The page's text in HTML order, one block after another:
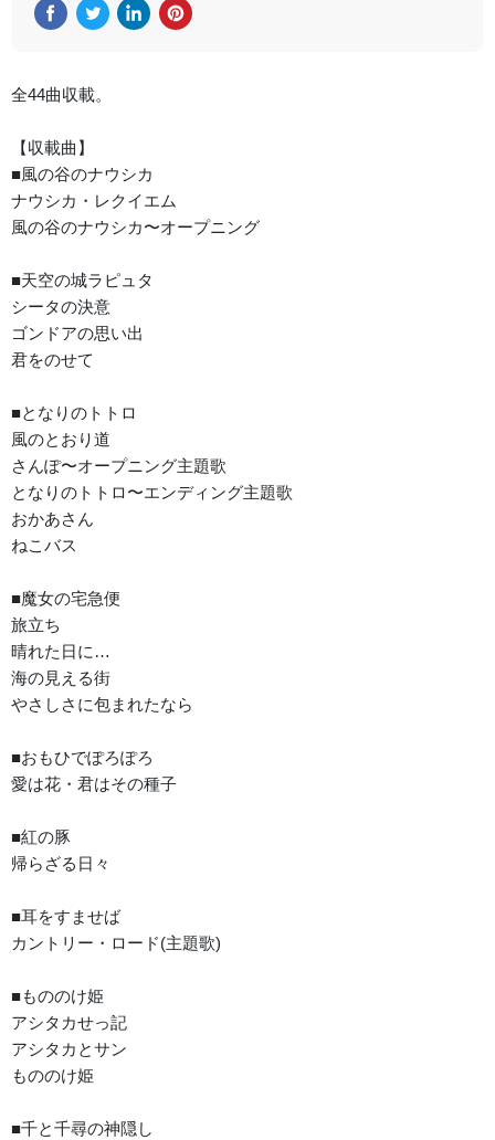
全44曲収載。
【収載曲】
■風の谷のナウシカ
ナウシカ・レクイエム
風の谷のナウシカ〜オープニング
■天空の城ラピュタ
シータの決意
ゴンドアの思い出
君をのせて
■となりのトトロ
風のとおり道
さんぽ〜オープニング主題歌
となりのトトロ〜エンディング主題歌
おかあさん
ねこバス
■魔女の宅急便
旅立ち
晴れた日に…
海の見える街
やさしさに包まれたなら
■おもひでぽろぽろ
愛は花・君はその種子
■紅の豚
帰らざる日々
■耳をすませば
カントリー・ロード(主題歌)
■もののけ姫
アシタカせっ記
アシタカとサン
もののけ姫
■千と千尋の神隠し